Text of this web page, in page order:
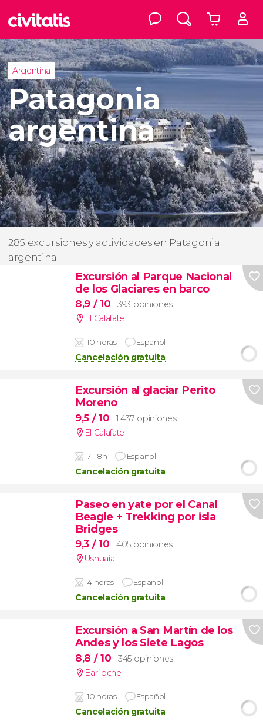
Argentina
Patagonia
argentina
285 excursiones y actividades en Patagonia
argentina
Excursión al Parque Nacional
de los Glaciares en barco
8,9 / 10
393 opiniones
El Calafate
10 horas Español
Cancelación gratuita
Excursión al glaciar Perito
Moreno
9,5 / 10
1.437 opiniones
El Calafate
7 - 8h Español
Cancelación gratuita
Paseo en yate por el Canal
Beagle + Trekking por isla
Bridges
9,3 / 10
405 opiniones
Ushuaia
4 horas Español
Cancelación gratuita
Excursión a San Martín de los
Andes y los Siete Lagos
8,8 / 10
345 opiniones
Bariloche
10 horas Español
Cancelación gratuita